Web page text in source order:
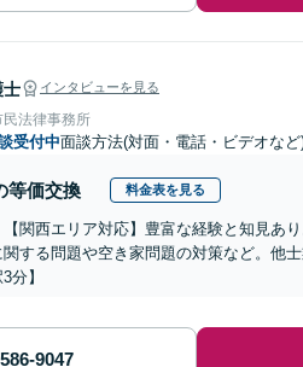
士 インタビューを見る
法律事務所
受付中面談方法(対面・電話・ビデオな
等価交換 料金表を見る
【関西エリア対応】豊富な経験と知見あ
する問題や空き家問題の対策など。他
分】